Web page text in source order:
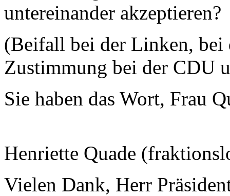
untereinander akzeptieren?
(Beifall bei der Linken, bei
Zustimmung bei der CDU
Sie haben das Wort, Frau
Henriette Quade
Vielen Dank, Herr